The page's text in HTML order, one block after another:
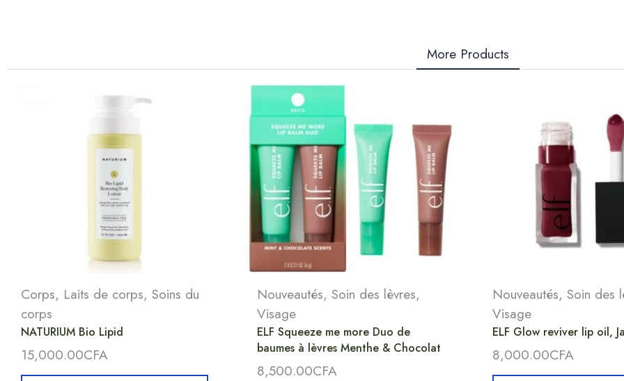
More Products
Corps, Laits de corps, Soins du
corps
NATURIUM Bio Lipid
15,000.00CFA
Nouveautés, Soin des lèvres,
Visage
ELF Squeeze me more Duo de
baumes à lèvres Menthe & Chocolat
8,500.00CFA
Nouveautés, Soin des
Visage
ELF Glow reviver lip oil,
8,000.00CFA